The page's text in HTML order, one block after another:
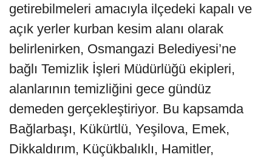
getirebilmeleri amacıyla ilçedeki kapalı ve
açık yerler kurban kesim alanı olarak
belirlenirken, Osmangazi Belediyesi’ne
bağlı Temizlik İşleri Müdürlüğü ekipleri,
alanlarının temizliğini gece gündüz
demeden gerçekleştiriyor. Bu kapsamda
Bağlarbaşı, Kükürtlü, Yeşilova, Emek,
Dikkaldırım, Küçükbalıklı, Hamitler,